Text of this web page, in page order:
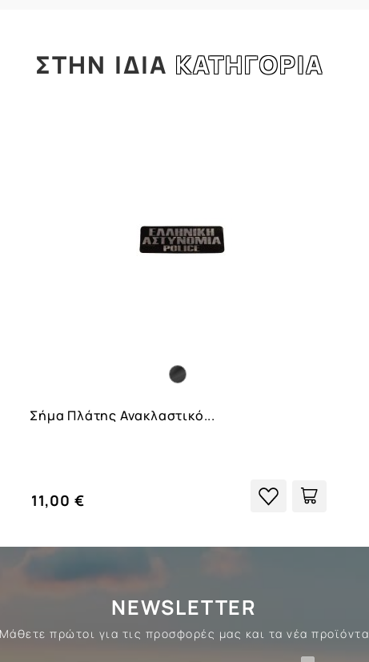
ΣΤΗΝ ΙΔΙΑ ΚΑΤΗΓΟΡΙΑ
Σήμα Πλάτης Ανακλαστικό...
11,00 €
NEWSLETTER
Μάθετε πρώτοι για τις προσφορές μας και τα νέα προϊόντα